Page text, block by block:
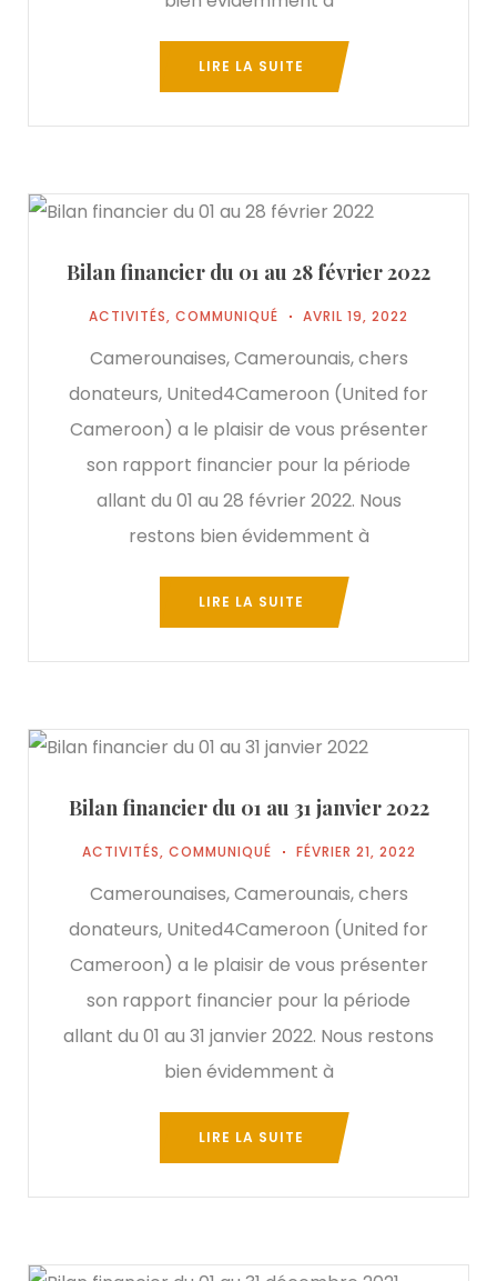
LIRE LA SUITE
Bilan financier du 01 au 28 février 2022
ACTIVITÉS, COMMUNIQUÉ AVRIL 19, 2022
Camerounaises, Camerounais, chers
donateurs, United4Cameroon (United for
Cameroon) a le plaisir de vous présenter
son rapport financier pour la période
allant du 01 au 28 février 2022. Nous
restons bien évidemment à
LIRE LA SUITE
Bilan financier du 01 au 31 janvier 2022
ACTIVITÉS, COMMUNIQUÉ FÉVRIER 21, 2022
Camerounaises, Camerounais, chers
donateurs, United4Cameroon (United for
Cameroon) a le plaisir de vous présenter
son rapport financier pour la période
allant du 01 au 31 janvier 2022. Nous restons
bien évidemment à
LIRE LA SUITE